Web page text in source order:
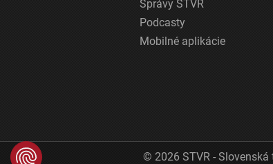
Správy STVR
Podcasty
Mobilné aplikácie
© 2026 STVR -